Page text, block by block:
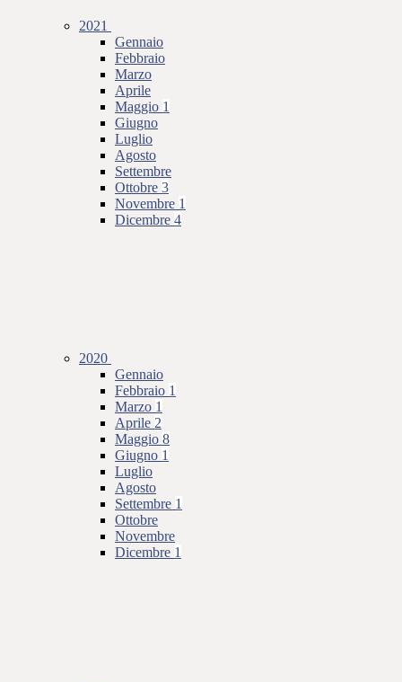
2021
Gennaio
Febbraio
Marzo
Aprile
Maggio 1
Giugno
Luglio
Agosto
Settembre
Ottobre 3
Novembre 1
Dicembre 4
2020
Gennaio
Febbraio 1
Marzo 1
Aprile 2
Maggio 8
Giugno 1
Luglio
Agosto
Settembre 1
Ottobre
Novembre
Dicembre 1